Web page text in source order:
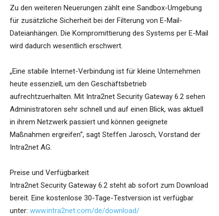
Zu den weiteren Neuerungen zählt eine Sandbox-Umgebung
für zusätzliche Sicherheit bei der Filterung von E-Mail-
Dateianhängen. Die Kompromittierung des Systems per E-Mail
wird dadurch wesentlich erschwert.
„Eine stabile Internet-Verbindung ist für kleine Unternehmen
heute essenziell, um den Geschäftsbetrieb
aufrechtzuerhalten. Mit Intra2net Security Gateway 6.2 sehen
Administratoren sehr schnell und auf einen Blick, was aktuell
in ihrem Netzwerk passiert und können geeignete
Maßnahmen ergreifen“, sagt Steffen Jarosch, Vorstand der
Intra2net AG.
Preise und Verfügbarkeit
Intra2net Security Gateway 6.2 steht ab sofort zum Download
bereit. Eine kostenlose 30-Tage-Testversion ist verfügbar
unter: www.intra2net.com/de/download/